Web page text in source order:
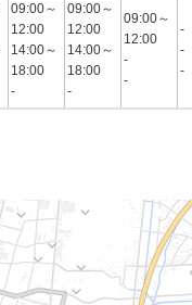
09:00～
12:00
14:00～
18:00
-
09:00～
12:00
14:00～
18:00
-
09:00～
12:00
-
-
-
-
-